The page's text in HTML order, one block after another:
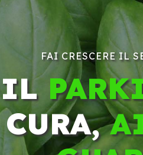
FAI CRESCERE IL
IL
CURA,